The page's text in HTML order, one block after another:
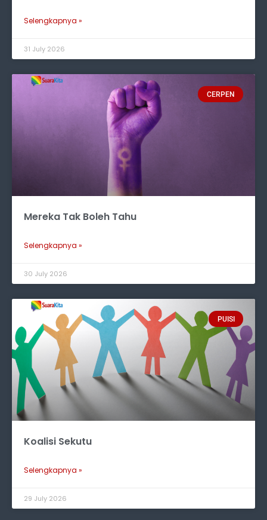
Selengkapnya »
31 July 2026
CERPEN
Mereka Tak Boleh Tahu
Selengkapnya »
30 July 2026
PUISI
Koalisi Sekutu
Selengkapnya »
29 July 2026